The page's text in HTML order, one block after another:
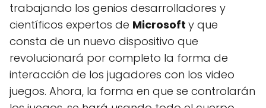
trabajando los genios desarrolladores y
científicos expertos de Microsoft y que
consta de un nuevo dispositivo que
revolucionará por completo la forma de
interacción de los jugadores con los video
juegos. Ahora, la forma en que se controlarán